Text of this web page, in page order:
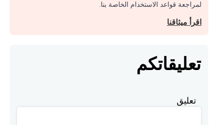
لمراجعة قواعد الاستخدام الخاصة بنا.
اقرأ ميثاقنا
تعليقاتكم
تعليق